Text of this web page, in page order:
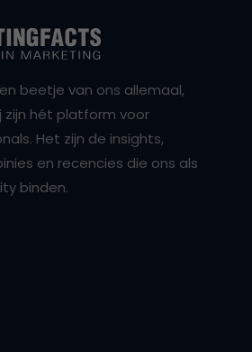
beetje van ons allemaal,
zijn hét platform voor
Het zijn de insights,
en recencies die ons als
binden.